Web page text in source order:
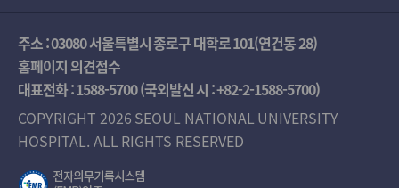
주소 : 03080 서울특별시 종로구 대학로 101(연건동 28)
홈페이지 의견접수
대표전화 :1588-5700(국외발신 시 :+82-2-1588-5700)
COPYRIGHT 2026 SEOUL NATIONAL UNIVERSITY
HOSPITAL. ALL RIGHTS RESERVED